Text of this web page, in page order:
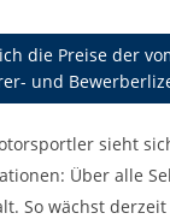
die Preise der
und
sieht
Über alle
So wächst